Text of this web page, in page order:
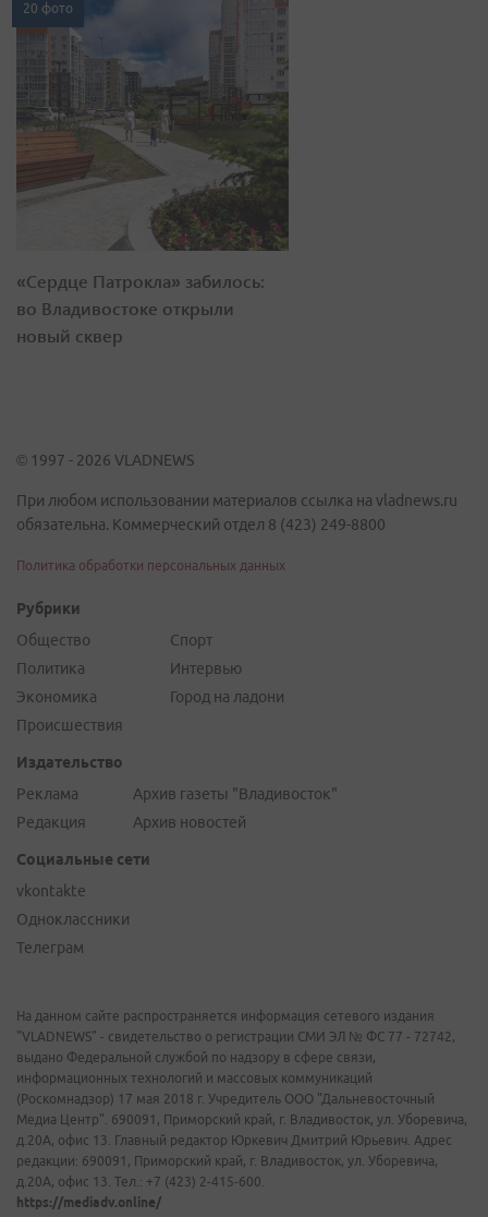
20 фото
«Сердце Патрокла» забилось:
во Владивостоке открыли
новый сквер
© 1997 - 2026 VLADNEWS
При любом использовании материалов ссылка на vladnews.ru
обязательна. Коммерческий отдел 8 (423) 249-8800
Политика обработки персональных данных
Рубрики
Общество
Политика
Экономика
Происшествия
Спорт
Интервью
Город на ладони
Издательство
Реклама
Редакция
Архив газеты "Владивосток"
Архив новостей
Социальные сети
vkontakte
Одноклассники
Телеграм
На данном сайте распространяется информация сетевого издания
"VLADNEWS" - свидетельство о регистрации СМИ ЭЛ № ФС 77 - 72742,
выдано Федеральной службой по надзору в сфере связи,
информационных технологий и массовых коммуникаций
(Роскомнадзор) 17 мая 2018 г. Учредитель ООО "Дальневосточный
Медиа Центр". 690091, Приморский край, г. Владивосток, ул. Уборевича,
д.20А, офис 13. Главный редактор Юркевич Дмитрий Юрьевич. Адрес
редакции: 690091, Приморский край, г. Владивосток, ул. Уборевича,
д.20А, офис 13. Тел.: +7 (423) 2-415-600.
https://mediadv.online/